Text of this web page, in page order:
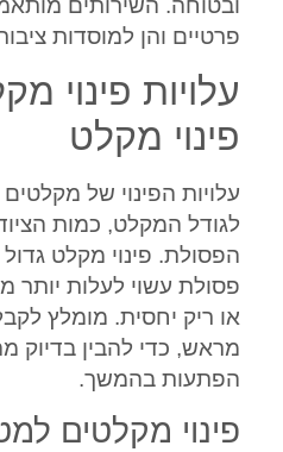
פרטיים והן למוסדות
עלויות פינוי
פינוי מקלט
עלויות הפינוי של
לגודל המקלט, כמות
הפסולת. פינוי מקלט
פסולת עשוי לעלות יותר
או ריק יחסית. מומלץ
מראש, כדי להבין בדיוק
הפתעות בהמשך.
פינוי מקלטים